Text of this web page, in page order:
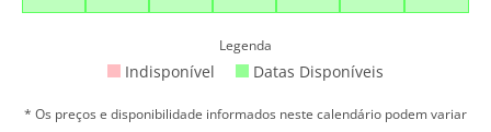
Legenda
Indisponível Datas Disponíveis
* Os preços e disponibilidade informados neste calendário podem variar